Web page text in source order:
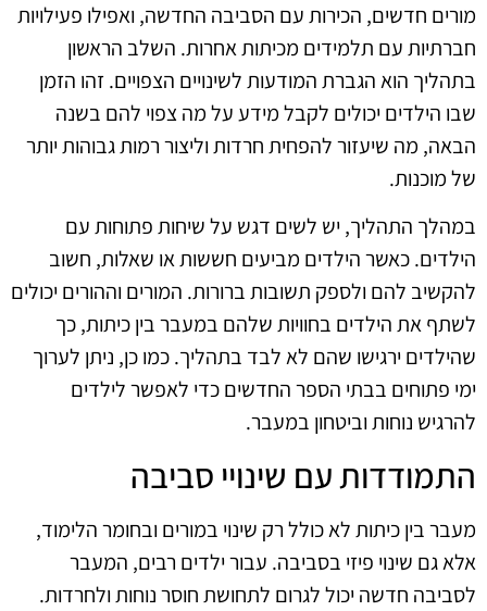
מורים חדשים, הכירות עם הסביבה החדשה, ואפילו פעילויות
חברתיות עם תלמידים מכיתות אחרות. השלב הראשון
בתהליך הוא הגברת המודעות לשינויים הצפויים. זהו הזמן
שבו הילדים יכולים לקבל מידע על מה צפוי להם בשנה
הבאה, מה שיעזור להפחית חרדות וליצור רמות גבוהות יותר
של מוכנות.
במהלך התהליך, יש לשים דגש על שיחות פתוחות עם
הילדים. כאשר הילדים מביעים חששות או שאלות, חשוב
להקשיב להם ולספק תשובות ברורות. המורים וההורים יכולים
לשתף את הילדים בחוויות שלהם במעבר בין כיתות, כך
שהילדים ירגישו שהם לא לבד בתהליך. כמו כן, ניתן לערוך
ימי פתוחים בבתי הספר החדשים כדי לאפשר לילדים
להרגיש נוחות וביטחון במעבר.
התמודדות עם שינויי סביבה
מעבר בין כיתות לא כולל רק שינוי במורים ובחומר הלימוד,
אלא גם שינוי פיזי בסביבה. עבור ילדים רבים, המעבר
לסביבה חדשה יכול לגרום לתחושת חוסר נוחות ולחרדות.